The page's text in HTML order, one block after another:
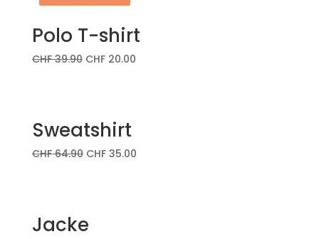
Polo T-shirt
CHF39.90 CHF20.00
Sweatshirt
CHF64.90 CHF35.00
Jacke